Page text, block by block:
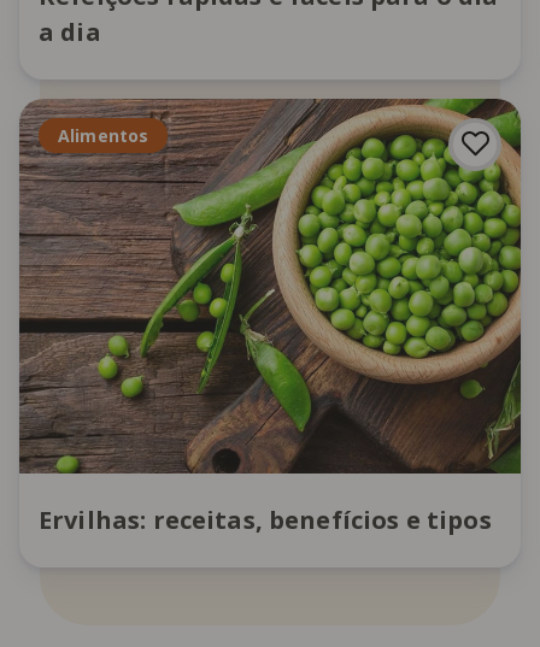
a dia
Alimentos
Ervilhas: receitas, benefícios e tipos